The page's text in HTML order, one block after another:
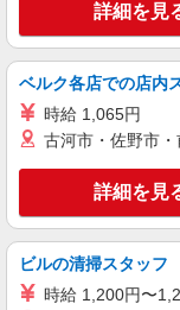
詳細を見
ベルク各店での店内
時給 1,065円
古河市・佐野市
詳細を見
ビルの清掃スタッフ
時給 1,200円〜